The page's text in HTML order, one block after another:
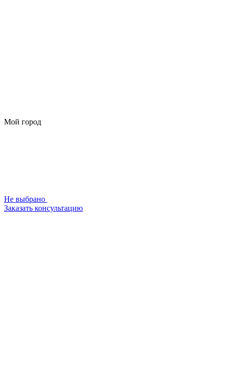
Мой город
Не выбрано
Заказать консультацию